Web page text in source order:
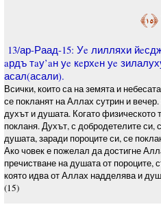
﴿١٥﴾
13/ар-Раад-15: Уe лилляхи
aрдъ тaу’aн уe кeрхeн уe
асал(асали).
Всички, които са на земята и
се покланят на Аллах сутрин и
духът и душата. Когато
покланя. Духът, с добродетелите си,
душата, заради пороците си, се
Ако човек е пожелал да достигне
пречистване на душата от пороците,
която идва от Аллах надделява и
(15)